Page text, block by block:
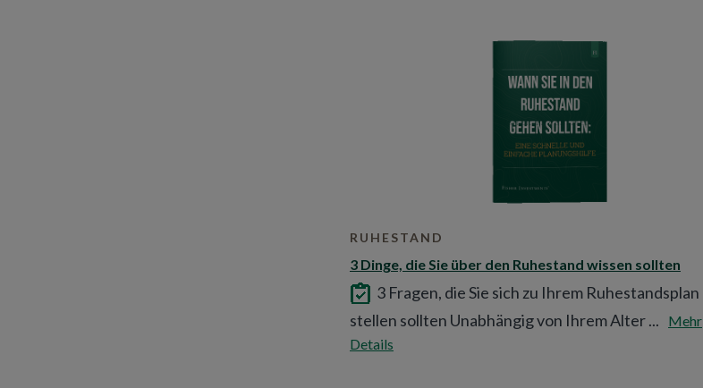
RUHESTAND
3 Dinge, die Sie über den Ruhestand wissen sollten
3 Fragen, die Sie sich zu Ihrem Ruhestandsplan
stellen sollten Unabhängig von Ihrem Alter ...
Mehr
Details